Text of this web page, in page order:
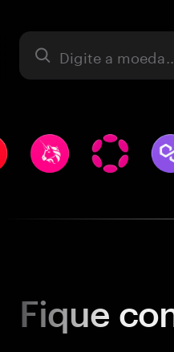
Ativo
Fique